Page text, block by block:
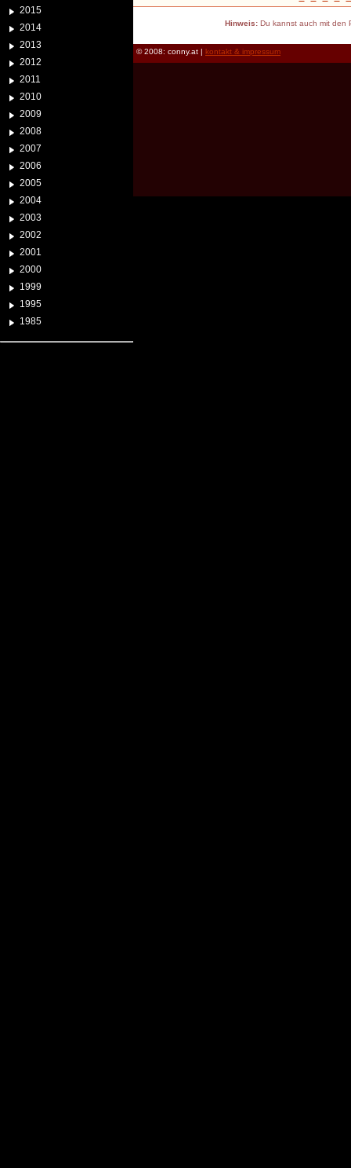
2015
2014
2013
2012
2011
2010
2009
2008
2007
2006
2005
2004
2003
2002
2001
2000
1999
1995
1985
Hinweis:Du kannst auch mit den
© 2008: conny.at | kontakt & impressum